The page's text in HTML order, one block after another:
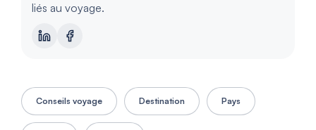
liés au voyage.
Conseils voyage Destination Pays